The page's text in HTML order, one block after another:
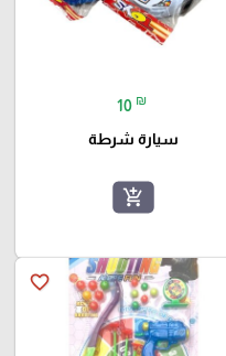
10 ₪
سيارة شرطة
add_shopping_cart
favorite_border